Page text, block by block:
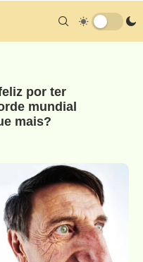
por ter
mundial
mais?